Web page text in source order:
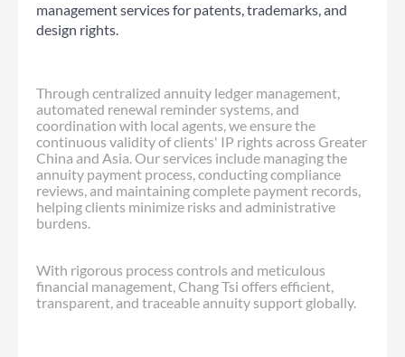
management services for patents, trademarks, and
design rights.
Through centralized annuity ledger management,
automated renewal reminder systems, and
coordination with local agents, we ensure the
continuous validity of clients' IP rights across Greater
China and Asia. Our services include managing the
annuity payment process, conducting compliance
reviews, and maintaining complete payment records,
helping clients minimize risks and administrative
burdens.
With rigorous process controls and meticulous
financial management, Chang Tsi offers efficient,
transparent, and traceable annuity support globally.